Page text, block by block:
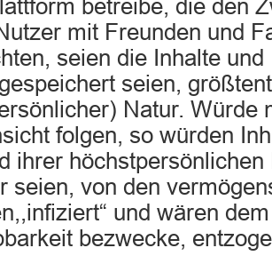
betreibe, die den
mit Freunden und
seien die Inhalte
seien,
Natur. Würde
folgen, so würden
ihrer höchstpersönlichen
seien, von den
und wären
bezwecke,